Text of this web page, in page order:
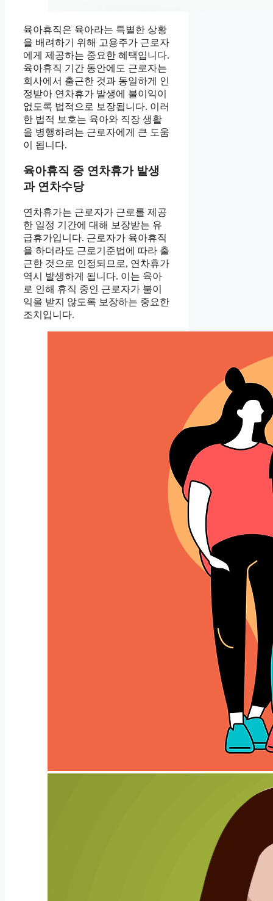
육아휴직은 육아라는 특별한 상황
을 배려하기 위해 고용주가 근로자
에게 제공하는 중요한 혜택입니다.
육아휴직 기간 동안에도 근로자는
회사에서 출근한 것과 동일하게 인
정받아 연차휴가 발생에 불이익이
없도록 법적으로 보장됩니다. 이러
한 법적 보호는 육아와 직장 생활
을 병행하려는 근로자에게 큰 도움
이 됩니다.
육아휴직 중 연차휴가 발생
과 연차수당
연차휴가는 근로자가 근로를 제공
한 일정 기간에 대해 보장받는 유
급휴가입니다. 근로자가 육아휴직
을 하더라도 근로기준법에 따라 출
근한 것으로 인정되므로, 연차휴가
역시 발생하게 됩니다. 이는 육아
로 인해 휴직 중인 근로자가 불이
익을 받지 않도록 보장하는 중요한
조치입니다.